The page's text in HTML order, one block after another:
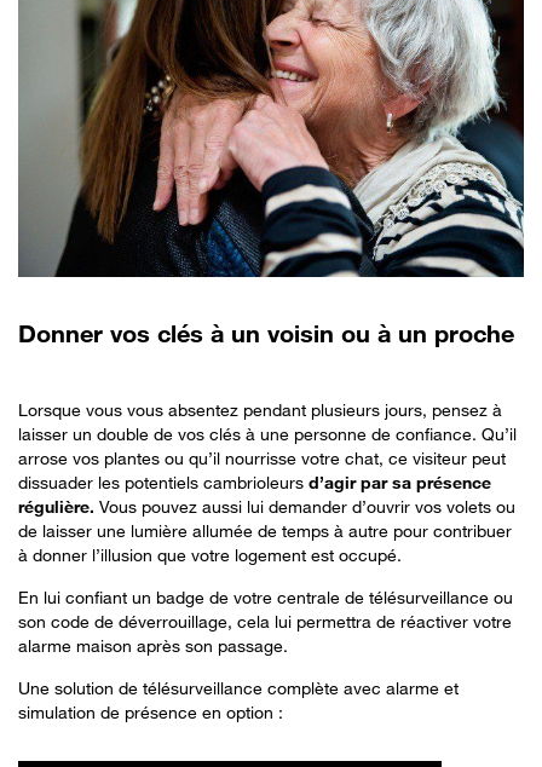
Donner vos clés à un voisin ou à un proche
Lorsque vous vous absentez pendant plusieurs jours, pensez à
laisser un double de vos clés à une personne de confiance. Qu’il
arrose vos plantes ou qu’il nourrisse votre chat, ce visiteur peut
dissuader les potentiels cambrioleurs d’agir par sa présence
régulière. Vous pouvez aussi lui demander d’ouvrir vos volets ou
de laisser une lumière allumée de temps à autre pour contribuer
à donner l’illusion que votre logement est occupé.
En lui confiant un badge de votre centrale de télésurveillance ou
son code de déverrouillage, cela lui permettra de réactiver votre
alarme maison après son passage.
Une solution de télésurveillance complète avec alarme et
simulation de présence en option :